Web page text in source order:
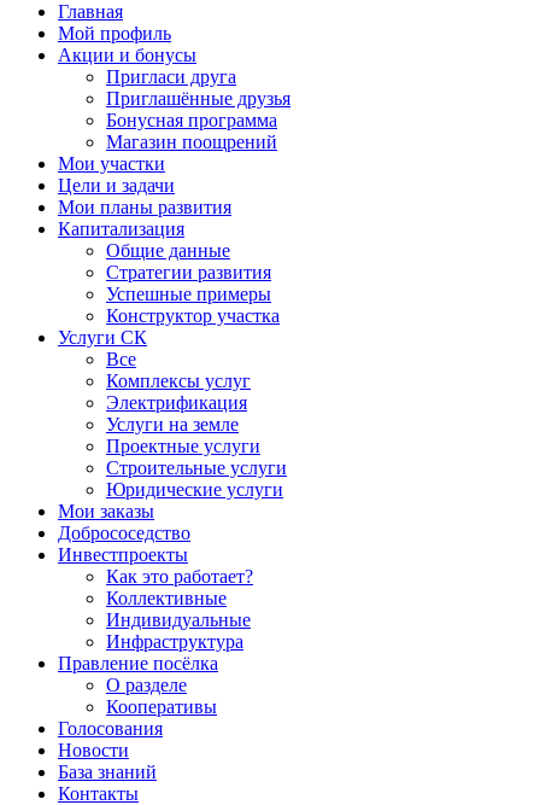
Главная
Мой профиль
Акции и бонусы
Пригласи друга
Приглашённые друзья
Бонусная программа
Магазин поощрений
Мои участки
Цели и задачи
Мои планы развития
Капитализация
Общие данные
Стратегии развития
Успешные примеры
Конструктор участка
Услуги СК
Все
Комплексы услуг
Электрификация
Услуги на земле
Проектные услуги
Строительные услуги
Юридические услуги
Мои заказы
Добрососедство
Инвестпроекты
Как это работает?
Коллективные
Индивидуальные
Инфраструктура
Правление посёлка
О разделе
Кооперативы
Голосования
Новости
База знаний
Контакты